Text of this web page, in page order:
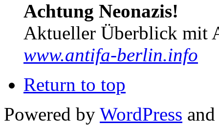
Achtung Neonazis!
Aktueller Überblick mit
www.antifa-berlin.info
Return to top
Powered by WordPress